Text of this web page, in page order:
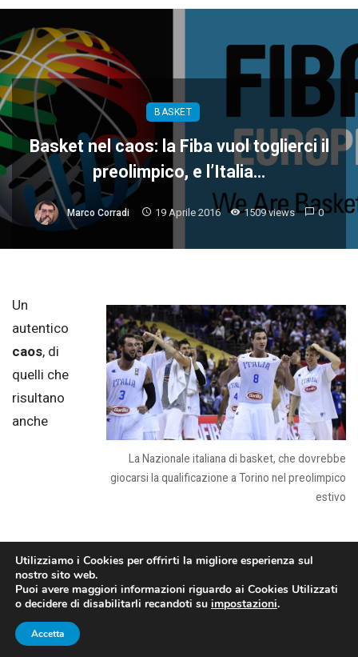
BASKET
Basket nel caos: la Fiba vuol toglierci il
preolimpico, e l’Italia…
Marco Corradi 19 Aprile 2016 1509 views 0
La Nazionale italiana di basket, che dovrebbe
giocarsi la qualificazione a Torino nel preolimpico
estivo
Un
autentico
caos, di
quelli che
risultano
anche
abbastanza complessi da capire e che, nel 99,9% dei
casi, si risolvono in un’inutilebolla di sapone : possiamo
riassumere così quello che sta succedendo nel mondo
delbasket, per una situazione in continuo divenire, e
che coinvolge direttamente anche la
Utilizziamo i Cookies per offrirti la migliore esperienza sul
nostro sito web.
Puoi avere maggiori informazioni riguardo ai Cookies Utilizzati
o decidere di disabilitarli recandoti su impostazioni.
Accetta